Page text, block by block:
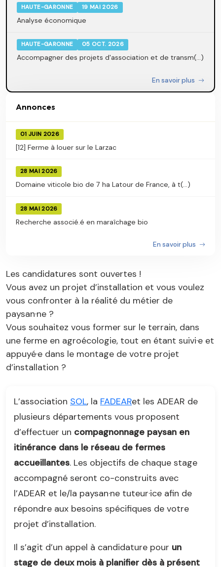
HAUTE-GARONNE 19 MAI 2026
Analyse économique
HAUTE-GARONNE 05 OCT. 2026
Accompagner des projets d'association et de transm(...)
En savoir plus
Annonces
01 JUIN 2026
[12] Ferme à louer sur le Larzac
28 MAI 2026
Domaine viticole bio de 7 ha Latour de France, à t(...)
28 MAI 2026
Recherche associé.é en maraîchage bio
En savoir plus
Les candidatures sont ouvertes !
Vous avez un projet d’installation et vous voulez
vous confronter à la réalité du métier de
paysan·ne ?
Vous souhaitez vous former sur le terrain, dans
une ferme en agroécologie, tout en étant suivi·e et
appuyé·e dans le montage de votre projet
d’installation ?
L’association SOL, la FADEARet les ADEAR de
plusieurs départements vous proposent
d’effectuer un compagnonnage paysan en
itinérance dans le réseau de fermes
accueillantes. Les objectifs de chaque stage
accompagné seront co-construits avec
l’ADEAR et le/la paysan·ne tuteur·ice afin de
répondre aux besoins spécifiques de votre
projet d’installation.
Il s’agit d’un appel à candidature pour un
stage de deux mois à planifier dès à présent